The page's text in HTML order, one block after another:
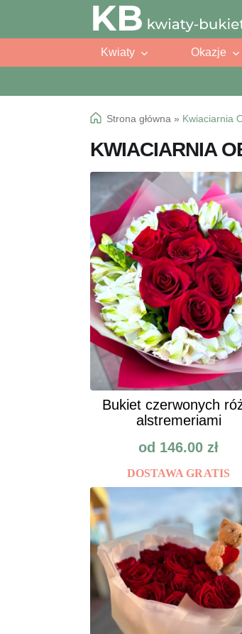
Przejdź
do
Przejdź
do
Kwiaty Okazje
Strona główna » Kwiaciarnia
KWIACIARNIA
Bukiet czerwonych
alstremeriami
od 146.00 zł
DOSTAWA GRATIS